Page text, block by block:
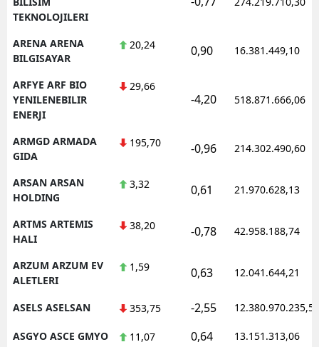
TEKNOLOJILERI
ARENA ARENA
BILGISAYAR
20,24 0,90 16.381.449,10
ARFYE ARF BIO
YENILENEBILIR
ENERJI
29,66
-4,20 518.871.666,06
ARMGD ARMADA
GIDA
195,70 -0,96 214.302.490,60
ARSAN ARSAN
HOLDING
3,32 0,61 21.970.628,13
ARTMS ARTEMIS
HALI
38,20 -0,78 42.958.188,74
ARZUM ARZUM EV
ALETLERI
1,59 0,63 12.041.644,21
ASELS ASELSAN 353,75 -2,55 12.380.970.235,50
ASGYO ASCE GMYO 11,07 0,64 13.151.313,06